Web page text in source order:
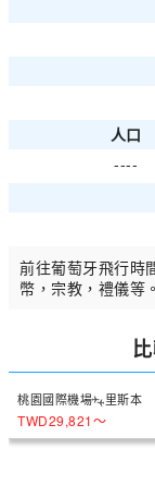
人口
----
前往葡萄牙飛行時
幣，宗教，禮儀等
桃園國際機場 里斯本
TWD29,821〜